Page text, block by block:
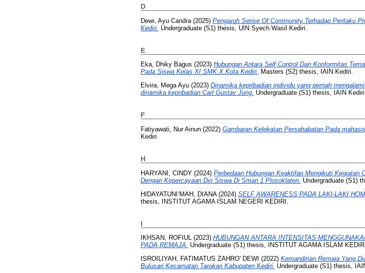
D
Dewi, Ayu Candra (2025) Pengaruh Sense Of Community Terhadap Perilaku
Kediri. Undergraduate (S1) thesis, UIN Syech Wasil Kediri.
E
Eka, Dhiky Bagus (2023) Hubungan Antara Self Control Dan Konformitas
Pada Siswa Kelas XI SMK X Kota Kediri. Masters (S2) thesis, IAIN Kediri.
Elvira, Mega Ayu (2023) Dinamika kepribadian individu yang pernah
dinamika kepribadian Carl Gustav Jung. Undergraduate (S1) thesis, IAIN
F
Fatiyawati, Nur Ainun (2022) Gambaran Kelekatan Persahabatan Pada
Kediri.
H
HARYANI, CINDY (2024) Perbedaan Hubungan Keaktifan Mengikuti
Dengan Kepercayaan Diri Siswa Di Sman 1 Plosoklaten. Undergraduate (S1)
HIDAYATUNI’MAH, DIANA(2024) SELF AWARENESS PADA LAKI-LAKI
thesis, INSTITUT AGAMA ISLAM NEGERI KEDIRI.
I
IKHSAN, ROFIUL (2023) HUBUNGAN ANTARA INTENSITAS
PADA REMAJA. Undergraduate (S1) thesis, INSTITUT AGAMA ISLAM
ISROILIYAH, FATIMATUS ZAHRO' DEWI (2022) Kemandirian Remaja Yang
Bulusari Kecamatan Tarokan Kabupaten Kediri. Undergraduate (S1) thesis,